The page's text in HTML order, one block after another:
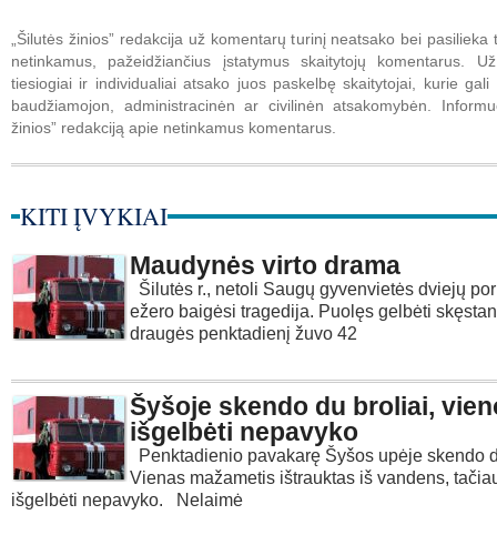
„Šilutės žinios” redakcija už komentarų turinį neatsako bei pasilieka
netinkamus, pažeidžiančius įstatymus skaitytojų komentarus.
tiesiogiai ir individualiai atsako juos paskelbę skaitytojai, kurie gali
baudžiamojon, administracinėn ar civilinėn atsakomybėn.
žinios” redakciją apie netinkamus komentarus.
KITI ĮVYKIAI
Maudynės virto drama
Šilutės r., netoli Saugų gyvenvietės dviejų
ežero baigėsi tragedija. Puolęs gelbėti
draugės penktadienį žuvo 42
Šyšoje skendo du broliai,
išgelbėti nepavyko
Penktadienio pavakarę Šyšos upėje skendo
Vienas mažametis ištrauktas iš vandens,
išgelbėti nepavyko. Nelaimė